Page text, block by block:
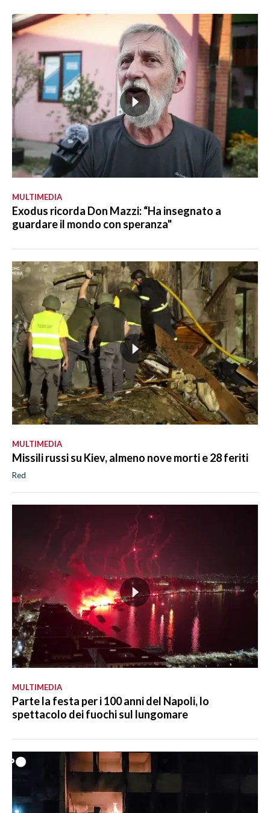
MULTIMEDIA
Exodus ricorda Don Mazzi: “Ha insegnato a
guardare il mondo con speranza"
MULTIMEDIA
Missili russi su Kiev, almeno nove morti e 28 feriti
Red
MULTIMEDIA
Parte la festa per i 100 anni del Napoli, lo
spettacolo dei fuochi sul lungomare